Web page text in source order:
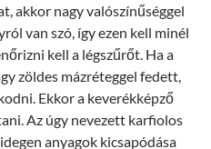
akkor nagy valószínűséggel
van szó, így ezen kell minél
kell a légszűrőt. Ha a
zöldes mázréteggel fedett,
Ekkor a keverékképző
Az úgy nevezett karfiolos
anyagok kicsapódása